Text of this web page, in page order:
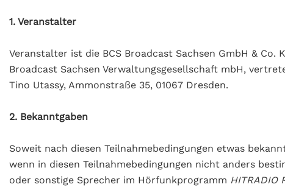
1. Veranstalter
Veranstalter ist die BCS Broadcast Sachsen GmbH & Co.
Broadcast Sachsen Verwaltungsgesellschaft mbH,
Tino Utassy, Ammonstraße 35, 01067 Dresden.
2. Bekanntgaben
Soweit nach diesen Teilnahmebedingungen etwas
wenn in diesen Teilnahmebedingungen nicht anders
oder sonstige Sprecher im Hörfunkprogramm HITRADIO